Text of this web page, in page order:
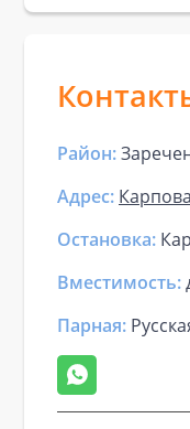
Район:
Адрес:
Остановка:
Вместимость:
Парная: